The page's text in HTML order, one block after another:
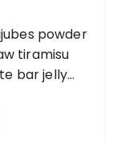
powder
tiramisu
bar jelly
tempor